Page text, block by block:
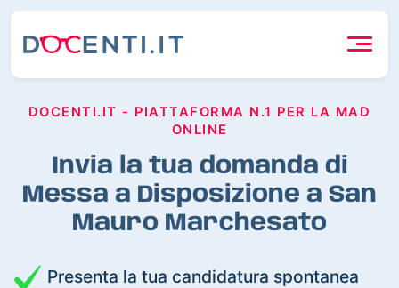
DOCENTI.IT - PIATTAFORMA N.1 PER LA MAD
ONLINE
Invia la tua domanda di
Messa a Disposizione a San
Mauro Marchesato
Presenta la tua candidatura spontanea